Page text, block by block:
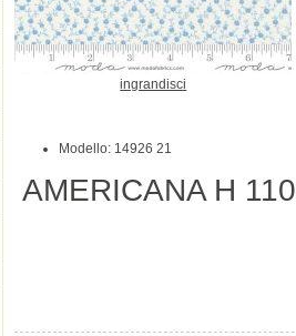
ingrandisci
Modello: 14926 21
AMERICANA H 110